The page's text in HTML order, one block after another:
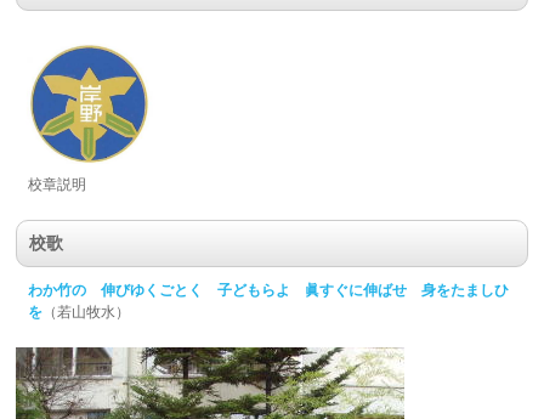
校章説明
校歌
わか竹の 伸びゆくごとく 子どもらよ 眞すぐに伸ばせ 身をたましひ
を （若山牧水）